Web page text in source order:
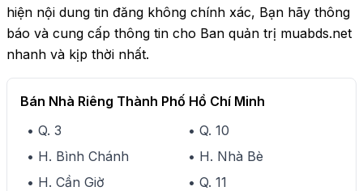
hiện nội dung tin đăng không chính xác, Bạn hãy thông
báo và cung cấp thông tin cho Ban quản trị muabds.net
nhanh và kịp thời nhất.
Bán Nhà Riêng Thành Phố Hồ Chí Minh
• Q. 3
• Q. 10
• H. Bình Chánh
• H. Nhà Bè
• H. Cần Giờ
• Q. 11